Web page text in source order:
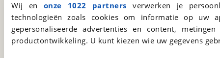
Wij en onze 1022 partners verwerken je
technologieën zoals cookies om informatie op
gepersonaliseerde advertenties en content,
productontwikkeling. U kunt kiezen wie uw gegevens
viaBOVAG.nl
Kosterijland 15